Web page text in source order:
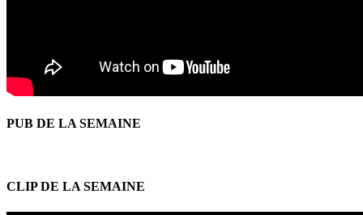
PUB DE LA SEMAINE
CLIP DE LA SEMAINE